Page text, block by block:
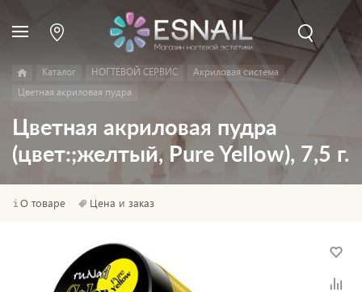
Каталог НОГТЕВОЙ СЕРВИС
Акриловая система
Цветная акриловая пудра
Цветная акриловая пудра
(цвет:;желтый, Pure Yellow), 7,5 г.
О товаре Цена и заказ